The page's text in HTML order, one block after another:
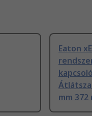
Eaton
mm 372